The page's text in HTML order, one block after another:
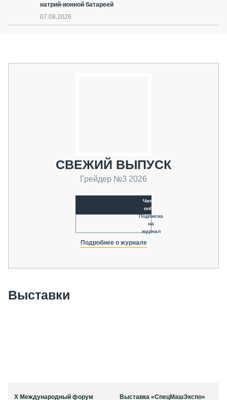
натрий-ионной батареей
07.08.2026
СВЕЖИЙ ВЫПУСК
Грейдер №3 2026
Читать
online
Подписка
на
журнал
Подробнее о журнале
Выставки
X Международный форум
Выставка «СпецМашЭкспо»